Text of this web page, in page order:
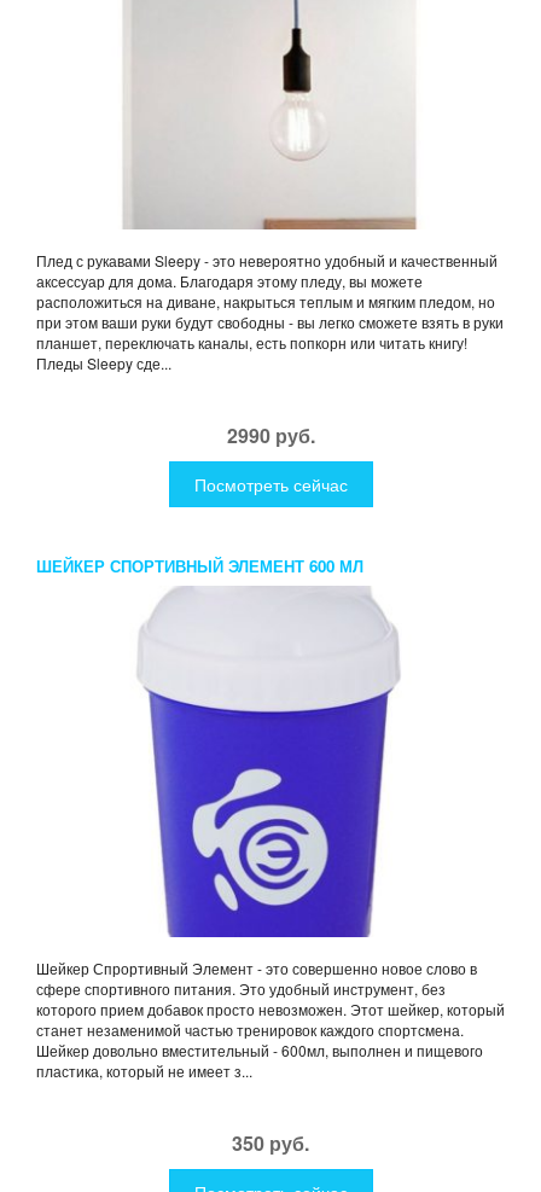
Плед с рукавами Sleepy - это невероятно удобный и качественный
аксессуар для дома. Благодаря этому пледу, вы можете
расположиться на диване, накрыться теплым и мягким пледом, но
при этом ваши руки будут свободны - вы легко сможете взять в руки
планшет, переключать каналы, есть попкорн или читать книгу!
Пледы Sleepy сде...
2990 руб.
Посмотреть сейчас
ШЕЙКЕР СПОРТИВНЫЙ ЭЛЕМЕНТ 600 МЛ
Шейкер Спрортивный Элемент - это совершенно новое слово в
сфере спортивного питания. Это удобный инструмент, без
которого прием добавок просто невозможен. Этот шейкер, который
станет незаменимой частью тренировок каждого спортсмена.
Шейкер довольно вместительный - 600мл, выполнен и пищевого
пластика, который не имеет з...
350 руб.